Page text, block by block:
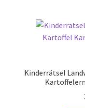
Versandarten
Kinderrätsel